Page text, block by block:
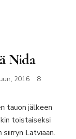
Nida
2016
8
tauon jälkeen
toistaiseksi
Latviaan.